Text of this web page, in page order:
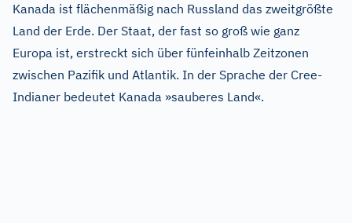
Kanada ist flächenmäßig nach Russland das zweitgrößte
Land der Erde. Der Staat, der fast so groß wie ganz
Europa ist, erstreckt sich über fünfeinhalb Zeitzonen
zwischen Pazifik und Atlantik. In der Sprache der Cree-
Indianer bedeutet Kanada »sauberes Land«.